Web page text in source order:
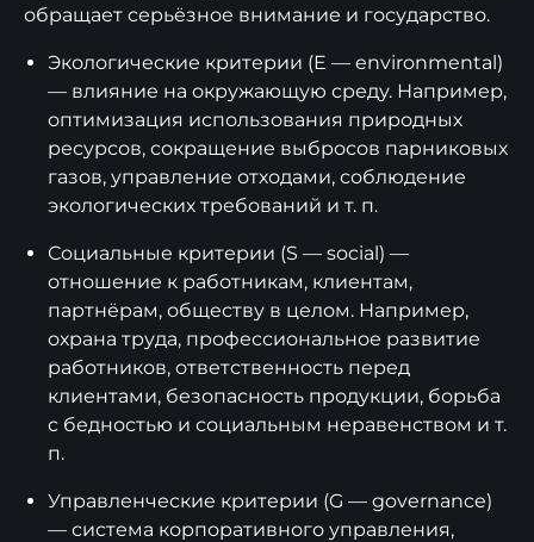
обращает серьёзное внимание и государство.
Экологические критерии (E — environmental)
— влияние на окружающую среду. Например,
оптимизация использования природных
ресурсов, сокращение выбросов парниковых
газов, управление отходами, соблюдение
экологических требований и т. п.
Социальные критерии (S — social) —
отношение к работникам, клиентам,
партнёрам, обществу в целом. Например,
охрана труда, профессиональное развитие
работников, ответственность перед
клиентами, безопасность продукции, борьба
с бедностью и социальным неравенством и т.
п.
Управленческие критерии (G — governance)
— система корпоративного управления,